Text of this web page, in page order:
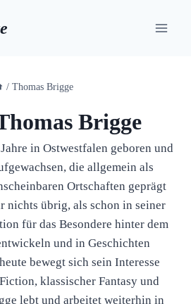
/ Thomas Brigge
Brigge
in Ostwestfalen geboren und
die allgemein als
Ortschaften geprägt
nichts übrig, als schon in seiner
für das Besondere hinter dem
und in Geschichten
bewegt sich sein Interesse
klassischer Fantasy und
lebt und arbeitet weiterhin in